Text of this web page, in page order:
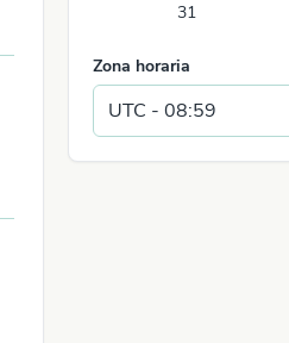
31
Zona horaria